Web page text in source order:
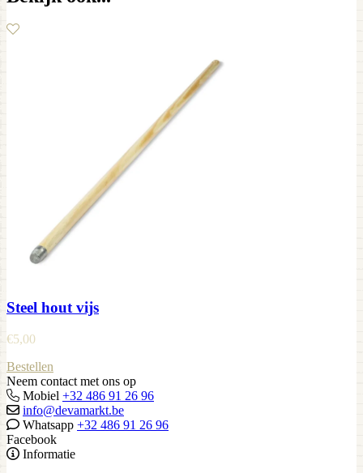
Steel hout vijs
€5,00
Bestellen
Neem contact met ons op
Mobiel +32 486 91 26 96
info@devamarkt.be
Whatsapp +32 486 91 26 96
Facebook
Informatie